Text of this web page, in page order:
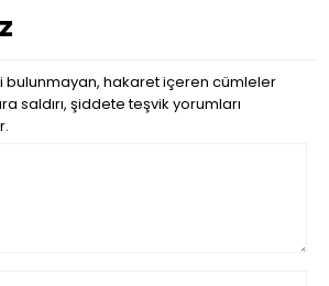
bulunmayan, hakaret içeren cümleler
saldırı, şiddete teşvik yorumları